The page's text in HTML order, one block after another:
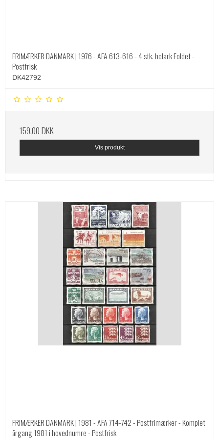
FRIMÆRKER DANMARK | 1976 - AFA 613-616 - 4 stk. helark Foldet -
Postfrisk
DK42792
159,00 DKK
Vis produkt
FRIMÆRKER DANMARK | 1981 - AFA 714-742 - Postfrimærker - Komplet
årgang 1981 i hovednumre - Postfrisk